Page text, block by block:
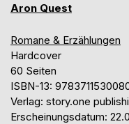
Aron Quest
Romane & Erzählungen
Hardcover
60 Seiten
ISBN-13:
Verlag: story.one
Erscheinungsdatum: